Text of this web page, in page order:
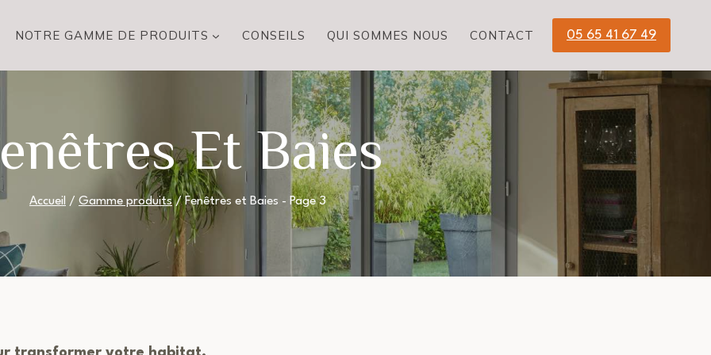
NOTRE GAMME DE PRODUITS CONSEILS QUI SOMMES NOUS CONTACT 05 65 41 67 49
Et Baies
Accueil / Gamme produits / Fenêtres et Baies - Page 3